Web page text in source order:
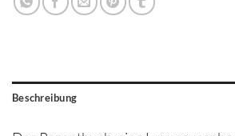
Beschreibung